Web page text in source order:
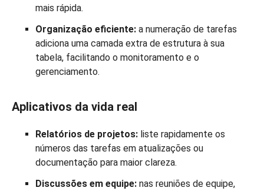
mais rápida.
Organização eficiente: a numeração de tarefas
adiciona uma camada extra de estrutura à sua
tabela, facilitando o monitoramento e o
gerenciamento.
Aplicativos da vida real
Relatórios de projetos: liste rapidamente os
números das tarefas em atualizações ou
documentação para maior clareza.
Discussões em equipe: nas reuniões de equipe,